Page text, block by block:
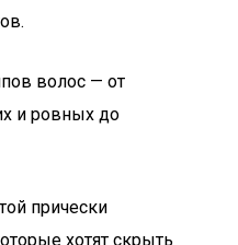
волос — от
и ровных до
прически
хотят скрыть